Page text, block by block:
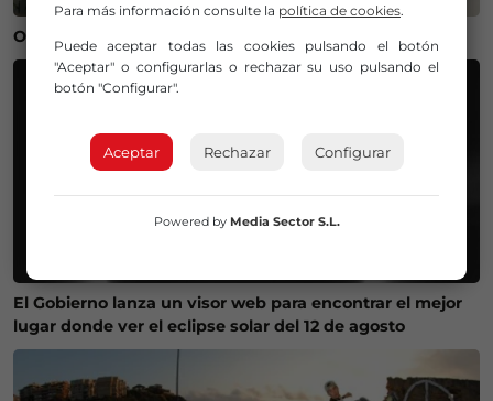
Operación salida para Andoni Gorosabel
El Gobierno lanza un visor web para encontrar el mejor
lugar donde ver el eclipse solar del 12 de agosto
Para más información consulte la política de cookies.
Puede aceptar todas las cookies pulsando el botón
"Aceptar" o configurarlas o rechazar su uso pulsando el
botón "Configurar".
Aceptar Rechazar Configurar
Powered by Media Sector S.L.